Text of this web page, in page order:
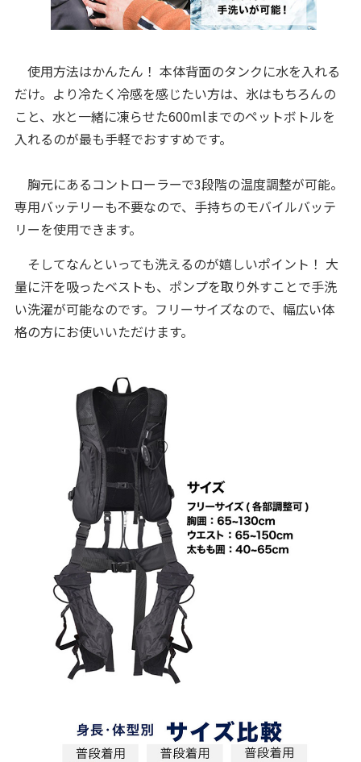
使用方法はかんたん！ 本体背面のタンクに水を入れる
だけ。より冷たく冷感を感じたい方は、氷はもちろんの
こと、水と一緒に凍らせた600mlまでのペットボトルを
入れるのが最も手軽でおすすめです。
胸元にあるコントローラーで3段階の温度調整が可能。
専用バッテリーも不要なので、手持ちのモバイルバッテ
リーを使用できます。
そしてなんといっても洗えるのが嬉しいポイント！ 大
量に汗を吸ったベストも、ポンプを取り外すことで手洗
い洗濯が可能なのです。フリーサイズなので、幅広い体
格の方にお使いいただけます。